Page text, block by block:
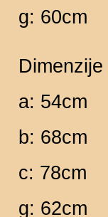
g: 60cm
a: 54cm
b: 68cm
c: 78cm
g: 62cm